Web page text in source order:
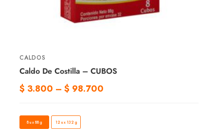
CALDOS
Caldo De Costilla – CUBOS
$ 3.800 – $ 98.700
8 u x 88 g 12 u x 132 g